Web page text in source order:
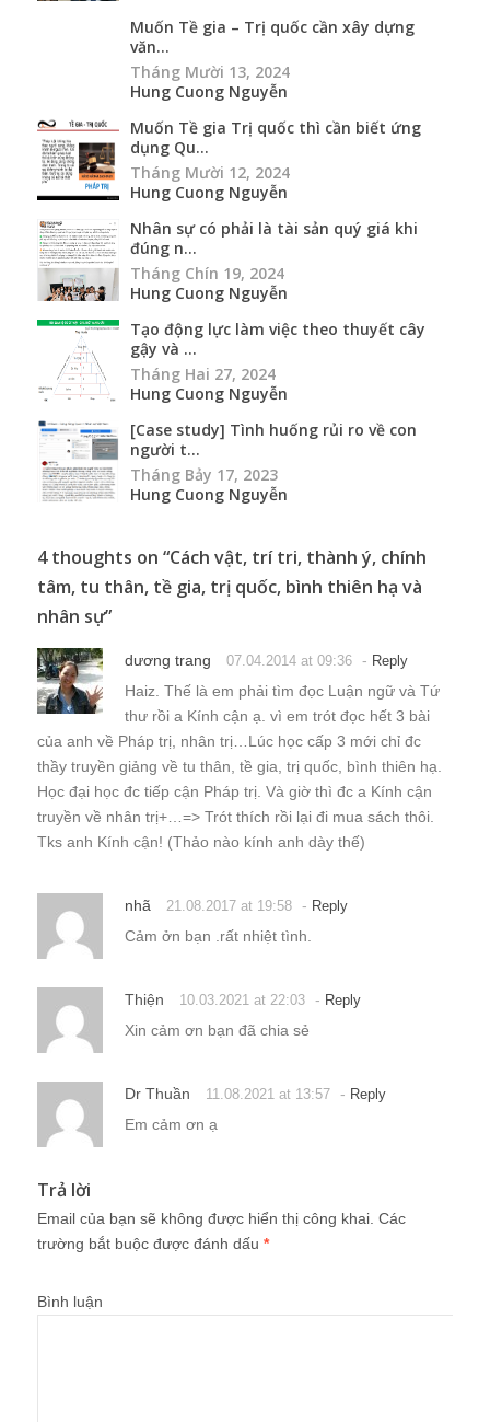
Muốn Tề gia – Trị quốc cần xây dựng
văn...
Tháng Mười 13, 2024
Hung Cuong Nguyễn
Muốn Tề gia Trị quốc thì cần biết ứng
dụng Qu...
Tháng Mười 12, 2024
Hung Cuong Nguyễn
Nhân sự có phải là tài sản quý giá khi
đúng n...
Tháng Chín 19, 2024
Hung Cuong Nguyễn
Tạo động lực làm việc theo thuyết cây
gậy và ...
Tháng Hai 27, 2024
Hung Cuong Nguyễn
[Case study] Tình huống rủi ro về con
người t...
Tháng Bảy 17, 2023
Hung Cuong Nguyễn
4 thoughts on “Cách vật, trí tri, thành ý, chính
tâm, tu thân, tề gia, trị quốc, bình thiên hạ và
nhân sự”
dương trang 07.04.2014 at 09:36 - Reply
Haiz. Thế là em phải tìm đọc Luận ngữ và Tứ
thư rồi a Kính cận ạ. vì em trót đọc hết 3 bài
của anh về Pháp trị, nhân trị…Lúc học cấp 3 mới chỉ đc
thầy truyền giảng về tu thân, tề gia, trị quốc, bình thiên hạ.
Học đại học đc tiếp cận Pháp trị. Và giờ thì đc a Kính cận
truyền về nhân trị+…=> Trót thích rồi lại đi mua sách thôi.
Tks anh Kính cận! (Thảo nào kính anh dày thế)
nhã 21.08.2017 at 19:58 - Reply
Cảm ởn bạn .rất nhiệt tình.
Thiện 10.03.2021 at 22:03 - Reply
Xin cảm ơn bạn đã chia sẻ
Dr Thuần 11.08.2021 at 13:57 - Reply
Em cảm ơn ạ
Trả lời
Email của bạn sẽ không được hiển thị công khai. Các
trường bắt buộc được đánh dấu *
Bình luận